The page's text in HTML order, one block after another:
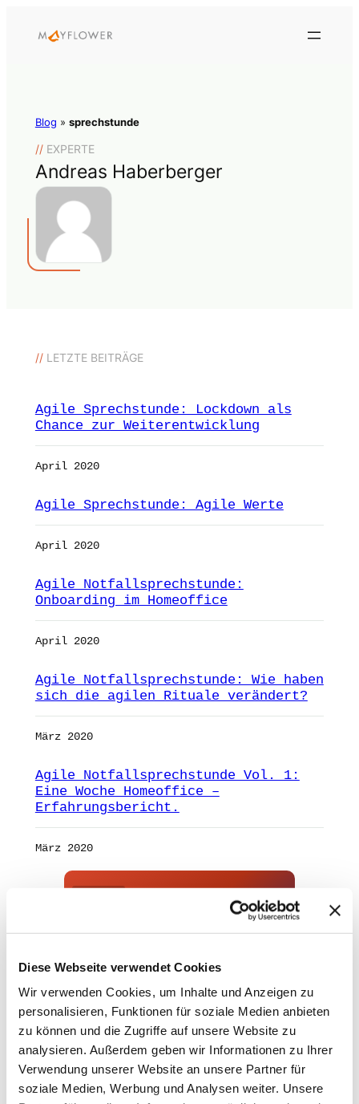
Diese Webseite verwendet Cookies
Wir verwenden Cookies, um Inhalte und Anzeigen zu
personalisieren, Funktionen für soziale Medien anbieten
zu können und die Zugriffe auf unsere Website zu
analysieren. Außerdem geben wir Informationen zu Ihrer
Verwendung unserer Website an unsere Partner für
soziale Medien, Werbung und Analysen weiter. Unsere
Blog » sprechstunde
//EXPERTE
Andreas Haberberger
//LETZTE BEITRÄGE
Agile Sprechstunde: Lockdown als
Chance zur Weiterentwicklung
April 2020
Agile Sprechstunde: Agile Werte
April 2020
Agile Notfallsprechstunde:
Onboarding im Homeoffice
April 2020
Agile Notfallsprechstunde: Wie haben
sich die agilen Rituale verändert?
März 2020
Agile Notfallsprechstunde Vol. 1:
Eine Woche Homeoffice –
Erfahrungsbericht.
März 2020
KI-Agenten in 8 Wochen
On-Prem · 100+ Connectors · Observable RAG
inklusive.
Demo buchen →